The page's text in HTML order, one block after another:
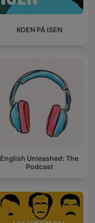
KOEN PÅ ISEN
English Unleashed: The
Podcast